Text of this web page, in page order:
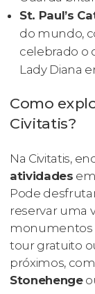
St. Paul’s
do mundo,
celebrado o
Lady Diana
Como
Civitatis?
Na Civitatis,
atividades
Pode
reservar uma
monumentos
tour gratuito
próximos,
Stonehenge